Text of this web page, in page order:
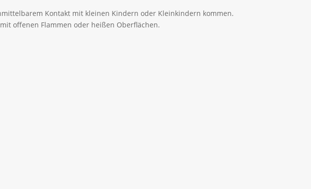
Kontakt mit kleinen Kindern oder Kleinkindern kommen.
offenen Flammen oder heißen Oberflächen.